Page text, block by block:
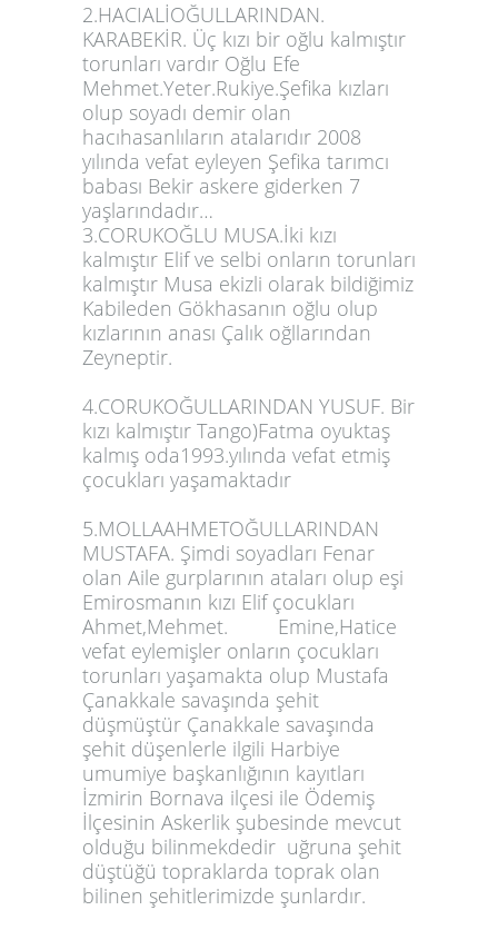
2.HACIALİOĞULLARINDAN.
KARABEKİR. Üç kızı bir oğlu kalmıştır
torunları vardır Oğlu Efe
Mehmet.Yeter.Rukiye.Şefika kızları
olup soyadı demir olan
hacıhasanlıların atalarıdır 2008
yılında vefat eyleyen Şefika tarımcı
babası Bekir askere giderken 7
yaşlarındadır…
3.CORUKOĞLU MUSA.İki kızı
kalmıştır Elif ve selbi onların torunları
kalmıştır Musa ekizli olarak bildiğimiz
Kabileden Gökhasanın oğlu olup
kızlarının anası Çalık oğllarından
Zeyneptir.
4.CORUKOĞULLARINDAN YUSUF. Bir
kızı kalmıştır Tango)Fatma oyuktaş
kalmış oda1993.yılında vefat etmiş
çocukları yaşamaktadır
5.MOLLAAHMETOĞULLARINDAN
MUSTAFA. Şimdi soyadları Fenar
olan Aile gurplarının ataları olup eşi
Emirosmanın kızı Elif çocukları
Ahmet,Mehmet. Emine,Hatice
vefat eylemişler onların çocukları
torunları yaşamakta olup Mustafa
Çanakkale savaşında şehit
düşmüştür Çanakkale savaşında
şehit düşenlerle ilgili Harbiye
umumiye başkanlığının kayıtları
İzmirin Bornava ilçesi ile Ödemiş
İlçesinin Askerlik şubesinde mevcut
olduğu bilinmekdedir uğruna şehit
düştüğü topraklarda toprak olan
bilinen şehitlerimizde şunlardır.